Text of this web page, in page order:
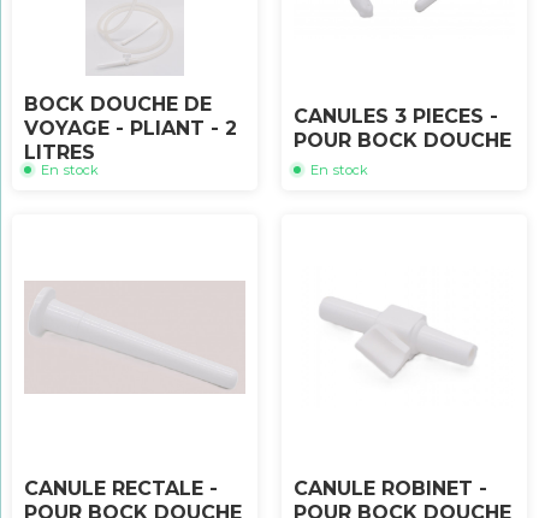
BOCK DOUCHE DE
VOYAGE - PLIANT - 2
LITRES
En stock
CANULES 3 PIECES -
POUR BOCK DOUCHE
En stock
CANULE RECTALE -
POUR BOCK DOUCHE
CANULE ROBINET -
POUR BOCK DOUCHE